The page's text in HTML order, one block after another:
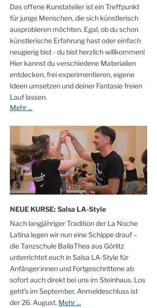
Das offene Kunstatelier ist ein Treffpunkt
für junge Menschen, die sich künstlerisch
ausprobieren möchten. Egal, ob du schon
künstlerische Erfahrung hast oder einfach
neugierig bist - du bist herzlich willkommen!
Hier kannst du verschiedene Materialien
entdecken, frei experimentieren, eigene
Ideen umsetzen und deiner Fantasie freien
Lauf lassen.
Mehr ...
NEUE KURSE: Salsa LA-Style
Nach langjähriger Tradition der La Noche
Latina legen wir nun eine Schippe drauf –
die Tanzschule BailaThea aus Görlitz
unterrichtet euch in Salsa LA-Style für
Anfänger:innen und Fortgeschrittene ab
sofort auch direkt bei uns im Steinhaus. Los
geht's im September, Anmeldeschluss ist
der 26. August. Mehr ...